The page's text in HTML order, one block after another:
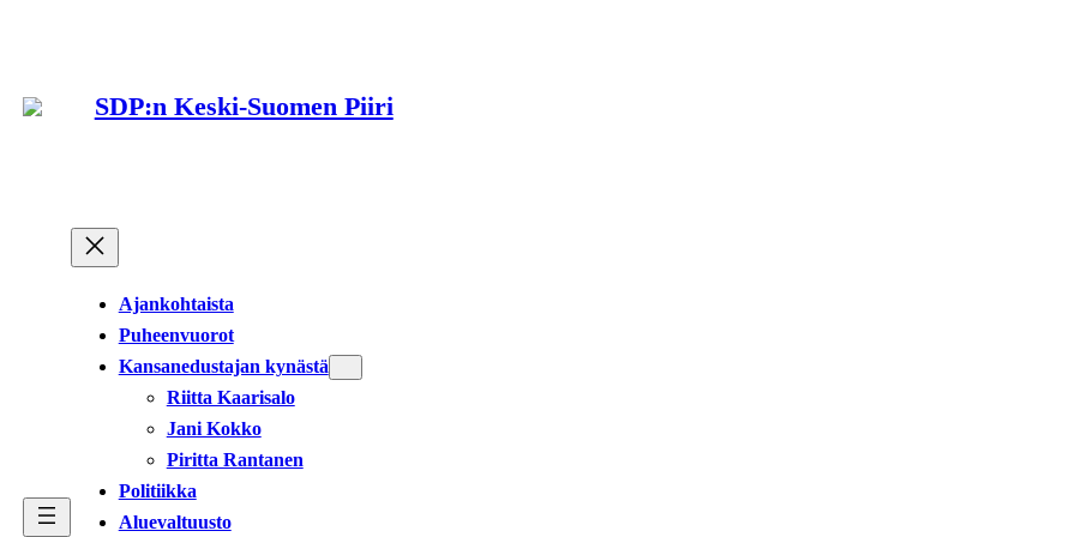
SDP:n Keski-Suomen Piiri
Ajankohtaista
Puheenvuorot
Kansanedustajan kynästä
Riitta Kaarisalo
Jani Kokko
Piritta Rantanen
Politiikka
Aluevaltuusto